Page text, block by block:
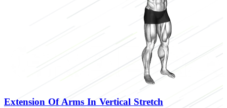
Extension Of Arms In Vertical Stretch